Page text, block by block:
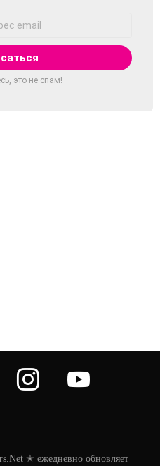
это не спам!
instagram
✭ ежедневно обновляет